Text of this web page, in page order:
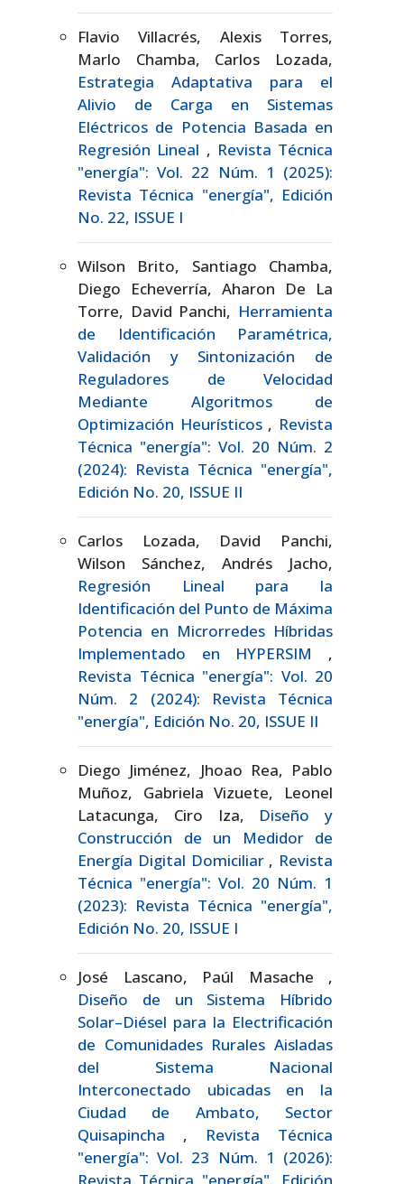
Flavio Villacrés, Alexis Torres,
Marlo Chamba, Carlos Lozada,
Estrategia Adaptativa para el
Alivio de Carga en Sistemas
Eléctricos de Potencia Basada en
Regresión Lineal , Revista Técnica
"energía": Vol. 22 Núm. 1 (2025):
Revista Técnica "energía", Edición
No. 22, ISSUE I
Wilson Brito, Santiago Chamba,
Diego Echeverría, Aharon De La
Torre, David Panchi, Herramienta
de Identificación Paramétrica,
Validación y Sintonización de
Reguladores de Velocidad
Mediante Algoritmos de
Optimización Heurísticos , Revista
Técnica "energía": Vol. 20 Núm. 2
(2024): Revista Técnica "energía",
Edición No. 20, ISSUE II
Carlos Lozada, David Panchi,
Wilson Sánchez, Andrés Jacho,
Regresión Lineal para la
Identificación del Punto de Máxima
Potencia en Microrredes Híbridas
Implementado en HYPERSIM ,
Revista Técnica "energía": Vol. 20
Núm. 2 (2024): Revista Técnica
"energía", Edición No. 20, ISSUE II
Diego Jiménez, Jhoao Rea, Pablo
Muñoz, Gabriela Vizuete, Leonel
Latacunga, Ciro Iza, Diseño y
Construcción de un Medidor de
Energía Digital Domiciliar , Revista
Técnica "energía": Vol. 20 Núm. 1
(2023): Revista Técnica "energía",
Edición No. 20, ISSUE I
José Lascano, Paúl Masache ,
Diseño de un Sistema Híbrido
Solar–Diésel para la Electrificación
de Comunidades Rurales Aisladas
del Sistema Nacional
Interconectado ubicadas en la
Ciudad de Ambato, Sector
Quisapincha , Revista Técnica
"energía": Vol. 23 Núm. 1 (2026):